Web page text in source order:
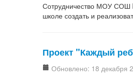
Сотрудничество МОУ СОШ
школе создать и
Проект "Каждый
Обновлено: 18 декабря